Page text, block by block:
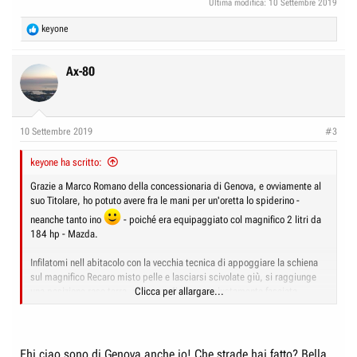
Ultima modifica: 10 Settembre 2019
R
e
c
t
i
s
keyone
Ax-80
10 Settembre 2019 #3
keyone ha scritto:
Grazie a Marco Romano della concessionaria di Genova, e ovviamente al
suo Titolare, ho potuto avere fra le mani per un'oretta lo spiderino -
neanche tanto ino
- poiché era equipaggiato col magnifico 2 litri da
184 hp - Mazda.
Infilatomi nell abitacolo con la vecchia tecnica di appoggiare la schiena
sul magnifico Recaro misto pelle e lasciarsi scivolate giù, si raggiunge
una posizione raso terra, ma comodissima e giustamente fasciata.
una rapida sgasata automatica per far capire chi è.
Clicca per allargare...